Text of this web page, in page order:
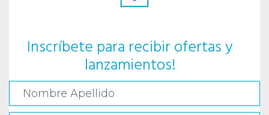
Inscríbete para recibir ofertas y
lanzamientos!